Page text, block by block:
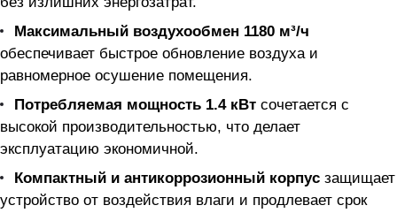
Максимальный воздухообмен 1180 м³/ч
обеспечивает быстрое обновление воздуха и
равномерное осушение помещения.
Потребляемая мощность 1.4 кВт сочетается с
высокой производительностью, что делает
эксплуатацию экономичной.
Компактный и антикоррозионный корпус защищает
устройство от воздействия влаги и продлевает срок